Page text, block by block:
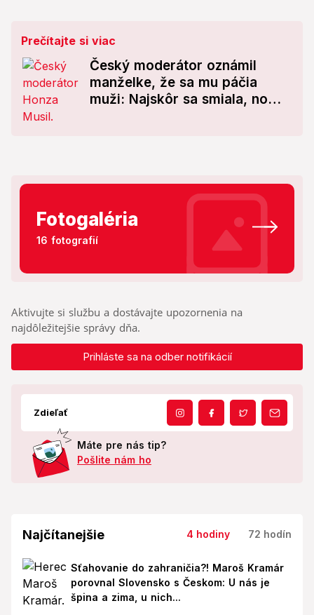
Prečítajte si viac
Český moderátor oznámil
manželke, že sa mu páčia
muži: Najskôr sa smiala, no
Fotogaléria
16 fotografií
Aktivujte si službu a dostávajte upozornenia na
najdôležitejšie správy dňa.
Prihláste sa na odber notifikácií
Zdieľať
Máte pre nás tip?
Pošlite nám ho
Najčítanejšie 4 hodiny 72 hodín
Sťahovanie do zahraničia?! Maroš Kramár
porovnal Slovensko s Českom: U nás je
špina a zima, u nich...